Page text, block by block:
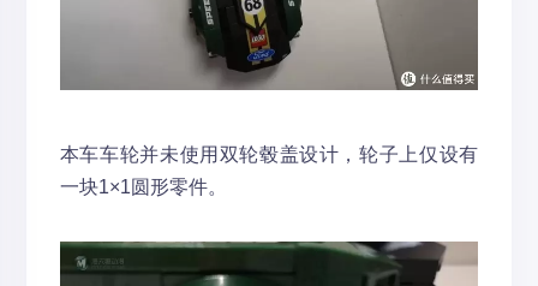
本车车轮并未使用双轮毂盖设计，轮子上仅设有
一块1×1圆形零件。